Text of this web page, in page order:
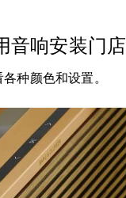
音响安装门店
种颜色和设置。